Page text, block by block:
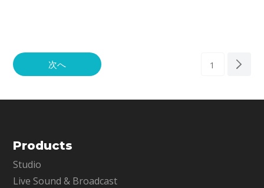
次へ 1
Products
Studio
Live Sound & Broadcast